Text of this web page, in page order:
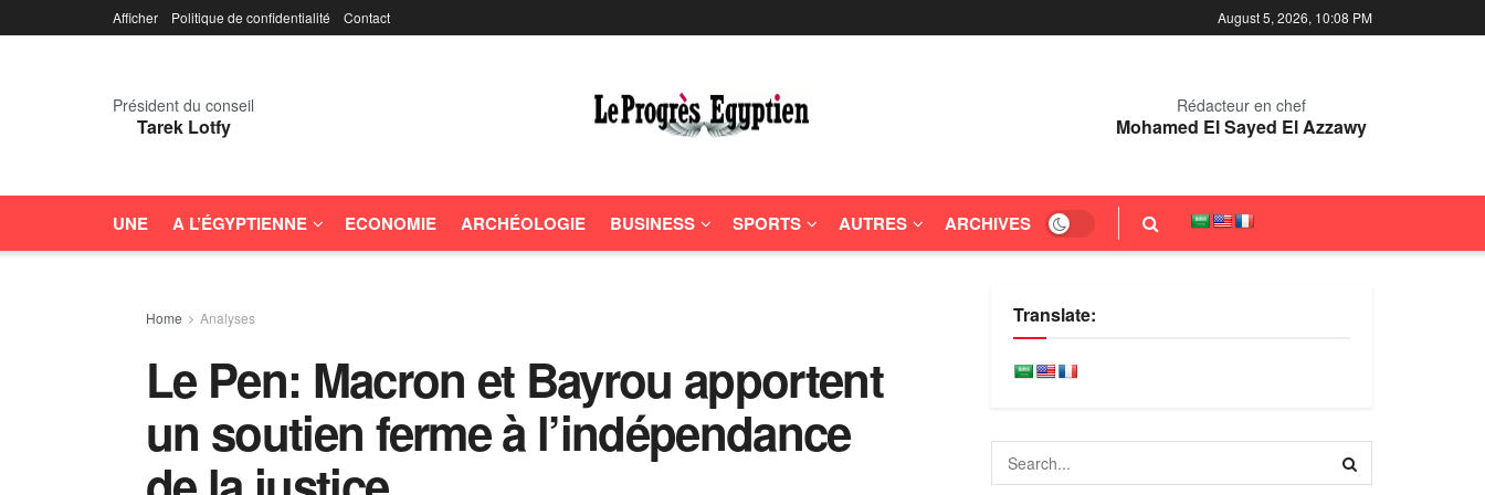
Afficher Politique de confidentialité Contact August 5, 2026, 10:08 PM
Président du conseil
Tarek Lotfy
Rédacteur en chef
Mohamed El Sayed El Azzawy
UNE A L’ÉGYPTIENNE ECONOMIE ARCHÉOLOGIE BUSINESS SPORTS AUTRES ARCHIVES
Home Analyses
Le Pen: Macron et Bayrou apportent
un soutien ferme à l’indépendance
Translate: